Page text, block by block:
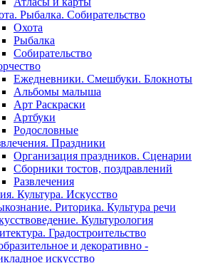
Рыбалка. Собирательство
Охота
Рыбалка
Собирательство
Ежедневники. Смешбуки. Блокноты
Альбомы малыша
Арт Раскраски
Артбуки
Родословные
Праздники
Организация праздников. Сценарии
Сборники тостов, поздравлений
Развлечения
Культура. Искусство
Риторика. Культура речи
Культурология
Градостроительство
и декоративно -
искусство